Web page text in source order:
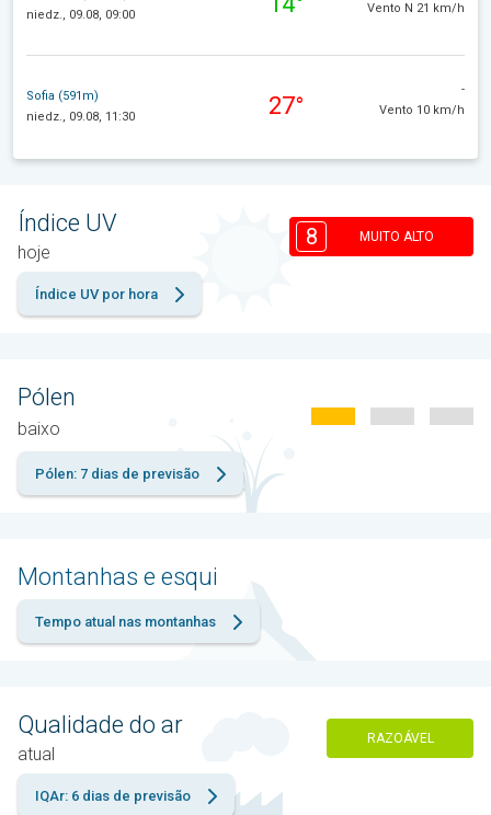
niedz., 09.08, 09:00
Vento N 21 km/h
Sofia (591m)
niedz., 09.08, 11:30
27°
-
Vento 10 km/h
Índice UV
hoje
8 MUITO ALTO
Índice UV por hora
Pólen
baixo
Pólen: 7 dias de previsão
Montanhas e esqui
Tempo atual nas montanhas
Qualidade do ar
atual
RAZOÁVEL
IQAr: 6 dias de previsão